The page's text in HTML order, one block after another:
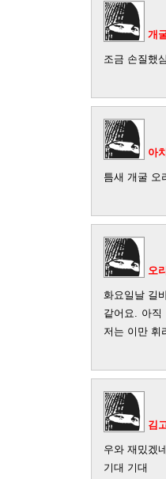
개
조금 손질했
아
틈새 개굴 오
오
화요일날 길
같어요. 아
저는 이만 휘
김
우와 재밌겠
기대 기대